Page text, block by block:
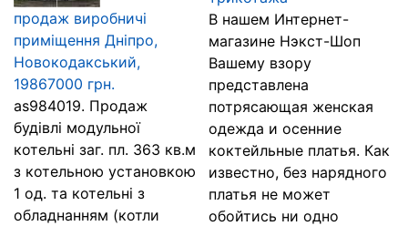
продаж виробничі
приміщення Дніпро,
Новокодакський,
19867000 грн.
as984019. Продаж
будівлі модульної
котельні заг. пл. 363 кв.м
з котельною установкою
1 од. та котельні з
обладнанням (котли
В нашем Интернет-
магазине Нэкст-Шоп
Вашему взору
представлена
потрясающая женская
одежда и осенние
коктейльные платья. Как
известно, без нарядного
платья не может
обойтись ни одно